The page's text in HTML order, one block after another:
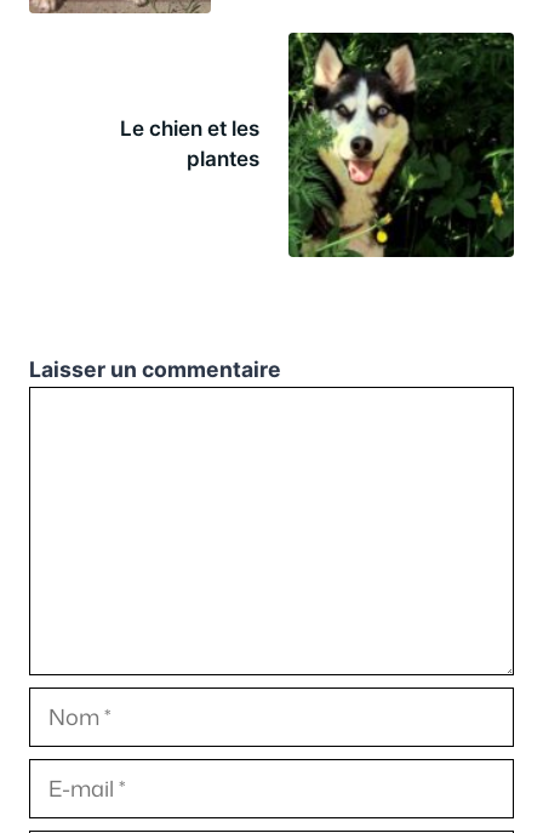
Le chien et les
plantes
Laisser un commentaire
Nom
E-
mail